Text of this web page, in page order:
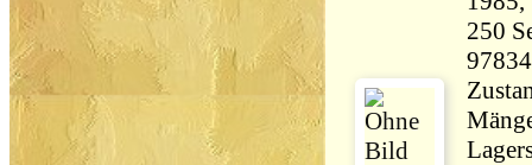
250 Seiten